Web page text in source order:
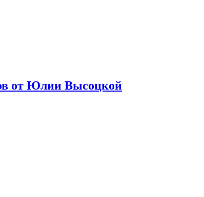
от Юлии Высоцкой